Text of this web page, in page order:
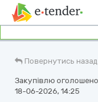
Повернутись назад
Закупівлю
18-06-2026, 14:25